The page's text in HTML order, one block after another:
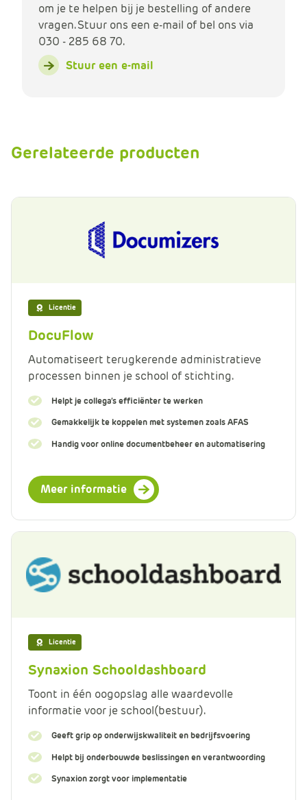
om je te helpen bij je bestelling of andere
vragen. Stuur ons een e-mail of bel ons via
030 - 285 68 70.
Stuur een e-mail
Gerelateerde producten
Licentie
DocuFlow
Automatiseert terugkerende administratieve
processen binnen je school of stichting.
Helpt je collega’s efficiënter te werken
Gemakkelijk te koppelen met systemen zoals AFAS
Handig voor online documentbeheer en automatisering
Meer informatie
Licentie
Synaxion Schooldashboard
Toont in één oogopslag alle waardevolle
informatie voor je school(bestuur).
Geeft grip op onderwijskwaliteit en bedrijfsvoering
Helpt bij onderbouwde beslissingen en verantwoording
Synaxion zorgt voor implementatie